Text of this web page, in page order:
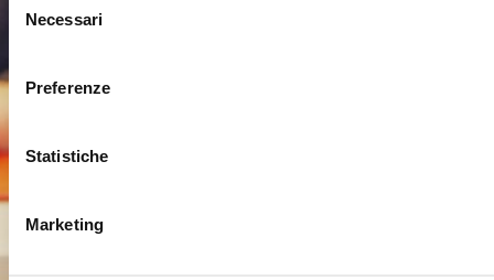
delNecessari
Preferenze
Statistiche
Marketing
Unsistema
didattico
di studio e di